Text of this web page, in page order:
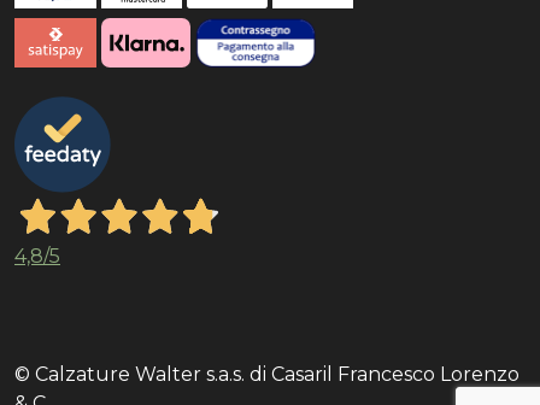
4,8/5
© Calzature Walter s.a.s. di Casaril Francesco Lorenzo